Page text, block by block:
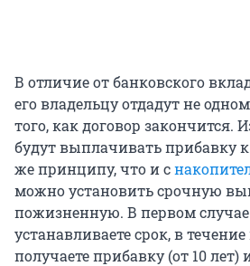
В отличие от банковского
его владельцу отдадут не
того, как договор закончится.
будут выплачивать прибавку
же принципу, что и с
можно установить срочную
пожизненную. В первом
устанавливаете срок, в течение
получаете прибавку (от 10